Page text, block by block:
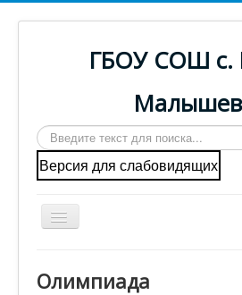
ГБОУ СОШ с.
Искать...
Версия для слабовидящих
Включить/
выключить
Олимпиада
Олимпиада